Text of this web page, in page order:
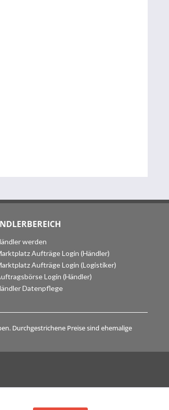
werden
Aufträge Login (Händler)
Aufträge Login (Logistiker)
Login (Händler)
Datenpflege
Durchgestrichene Preise sind ehemalige